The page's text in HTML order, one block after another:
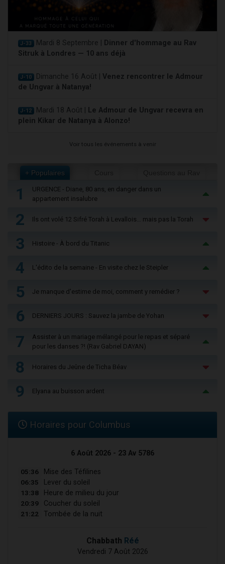
J-33 Mardi 8 Septembre |
Dinner d'hommage au Rav
Sitruk à Londres — 10 ans déjà
J-10 Dimanche 16 Août | Venez rencontrer le Admour
de Ungvar à Natanya!
J-12 Mardi 18 Août |
Le Admour de Ungvar recevra en
plein Kikar de Natanya à Alonzo!
Voir tous les événements à venir
+ Populaires
1
URGENCE - Diane, 80 ans, en danger dans un
appartement insalubre
2 Ils ont volé 12 Sifré Torah à Levallois… mais pas la Torah
3 Histoire - À bord du Titanic
4 L'édito de la semaine - En visite chez le Steipler
5 Je manque d'estime de moi, comment y remédier ?
6 DERNIERS JOURS : Sauvez la jambe de Yohan
7
Assister à un mariage mélangé pour le repas et séparé
pour les danses ?! (Rav Gabriel DAYAN)
8 Horaires du Jeûne de Ticha Béav
9 Elyana au buisson ardent
Horaires pour Columbus
6 Août 2026 - 23 Av 5786
05:36 Mise des Téfilines
06:35 Lever du soleil
13:38 Heure de milieu du jour
20:39 Coucher du soleil
21:22 Tombée de la nuit
Chabbath Réé
Vendredi 7 Août 2026